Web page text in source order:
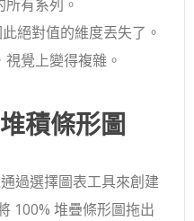
有系列。
絕對值的維度丟失了。
覺上變得複雜。
積條形圖
過選擇圖表工具來創建
100% 堆疊條形圖拖出